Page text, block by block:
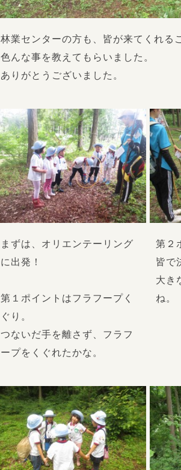
林業センターの方も、皆が来てくれる
色んな事を教えてもらいました。
ありがとうございました。
まずは、オリエンテーリング
に出発！
第１ポイントはフラフープく
ぐり。
つないだ手を離さず、フラフ
ープをくぐれたかな。
第２
皆で
大き
ね。